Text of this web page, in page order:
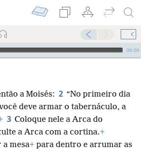
00:00
a Moisés: 2 “No primeiro dia
deve armar o tabernáculo, a
3 Coloque nele a Arca do
a Arca com a cortina.+
a mesa+ para dentro e arrumar as